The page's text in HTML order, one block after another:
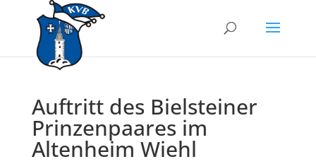
Auftritt des Bielsteiner
Prinzenpaares im
Altenheim Wiehl